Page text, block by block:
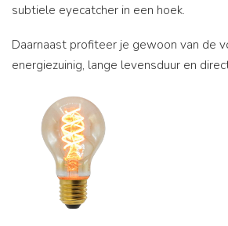
subtiele eyecatcher in een hoek.
Daarnaast profiteer je gewoon van de
energiezuinig, lange levensduur en